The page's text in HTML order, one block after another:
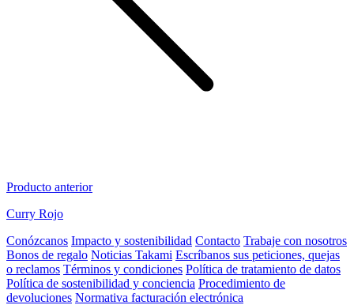
Producto anterior
Curry Rojo
Conózcanos Impacto y sostenibilidad Contacto Trabaje con nosotros
Bonos de regalo Noticias Takami Escríbanos sus peticiones, quejas
o reclamos Términos y condiciones Política de tratamiento de datos
Política de sostenibilidad y conciencia Procedimiento de
devoluciones Normativa facturación electrónica